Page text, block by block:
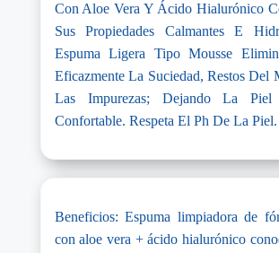
Con Aloe Vera Y Ácido Hialurónico
Sus Propiedades Calmantes E
Espuma Ligera Tipo Mousse
Eficazmente La Suciedad, Restos Del
Las Impurezas; Dejando La
Confortable. Respeta El Ph De La Piel.
Beneficios: Espuma limpiadora de
con aloe vera + ácido hialurónico